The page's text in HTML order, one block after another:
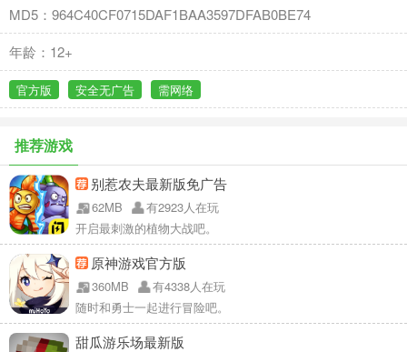
MD5：964C40CF0715DAF1BAA3597DFAB0BE74
年龄：12+
官方版 安全无广告 需网络
推荐游戏
别惹农夫最新版免广告
62MB
有2923人在玩
开启最刺激的植物大战吧。
原神游戏官方版
360MB
有4338人在玩
随时和勇士一起进行冒险吧。
甜瓜游乐场最新版